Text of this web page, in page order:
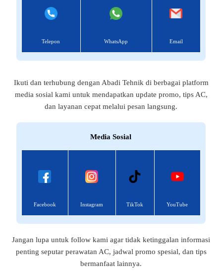
Telepon WhatsApp Email
Ikuti dan terhubung dengan Abadi Tehnik di berbagai platform
media sosial kami untuk mendapatkan update promo, tips AC,
dan layanan cepat melalui pesan langsung.
Media Sosial
Facebook Instagram TikTok YouTube
Jangan lupa untuk follow kami agar tidak ketinggalan informasi
penting seputar perawatan AC, jadwal promo spesial, dan tips
bermanfaat lainnya.